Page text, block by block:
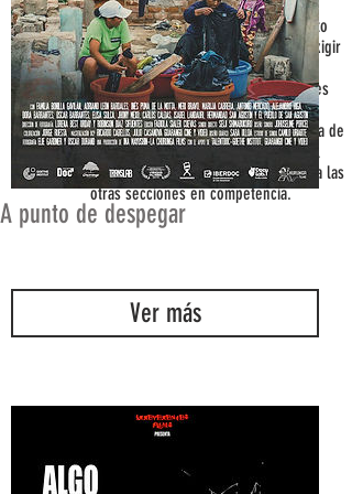
Dicha mecánica, el concurso Corto de Boleto
propone un reto creativo y de tiempo para exigir
al máximo el talento de los participantes,
incentivando así el desarrollo de habilidades
narrativas y de realización.
Con ocasión de la Semana del Cine, la muestra de
los cortos en competencia se traslada del
campus al Auditorio Central, para acompañar a las
otras secciones en competencia.
acerca de la políticas audiovisuales, la industria
cinematográfica del Perú, los nuevos formatos y
plataformas, la composición musical y la función
de los festivales de cine
A punto de despegar
Ver más